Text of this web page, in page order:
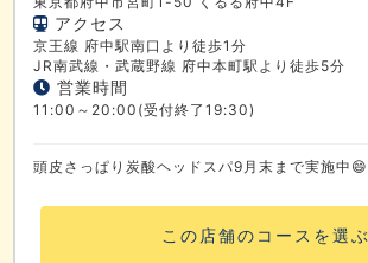
アクセス
京王線 府中駅南口より徒歩1分
JR南武線・武蔵野線 府中本町駅より徒歩5分
営業時間
11:00～20:00(受付終了19:30)
頭皮さっぱり炭酸ヘッドスパ9月末まで実施中😄
この店舗のコースを選ぶ